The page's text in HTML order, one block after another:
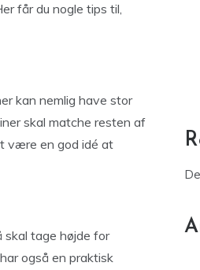
får du nogle tips til,
kan nemlig have stor
skal matche resten af
være en god idé at
skal tage højde for
også en praktisk